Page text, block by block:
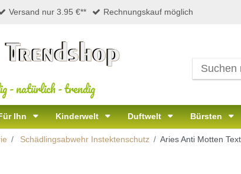
Versand nur 3.95 €** Rechnungskauf möglich
-natürlich-trendig
Ihn Kinderwelt Duftwelt Bürsten
Schädlingsabwehr Instektenschutz Aries Anti Motten